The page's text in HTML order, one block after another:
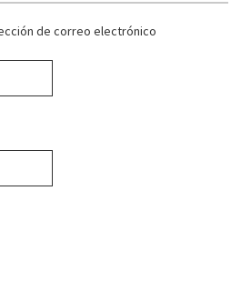
de correo electrónico